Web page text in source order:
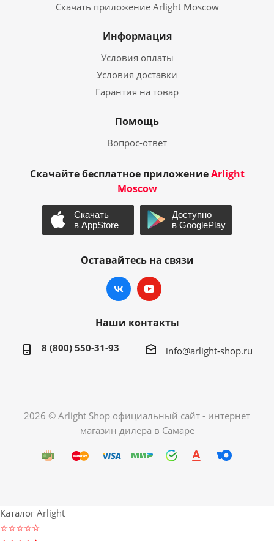
Скачать приложение Arlight Moscow
Информация
Условия оплаты
Условия доставки
Гарантия на товар
Помощь
Вопрос-ответ
Скачайте бесплатное приложениеArlight
Moscow
Оставайтесь на связи
Наши контакты
8 (800) 550-31-93 info@arlight-shop.ru
2026 © Arlight Shop официальный сайт - интернет
магазин дилера в Самаре
Каталог Arlight
☆☆☆☆☆